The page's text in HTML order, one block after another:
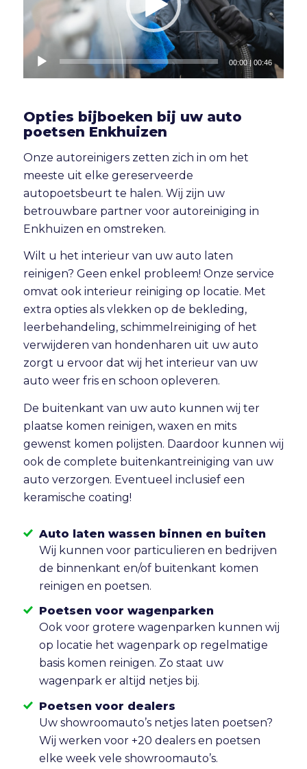
00:00|00:46
Opties bijboeken bij uw auto
poetsen Enkhuizen
Onze autoreinigers zetten zich in om het
meeste uit elke gereserveerde
autopoetsbeurt te halen. Wij zijn uw
betrouwbare partner voor autoreiniging in
Enkhuizen en omstreken.
Wilt u het interieur van uw auto laten
reinigen? Geen enkel probleem! Onze service
omvat ook interieur reiniging op locatie. Met
extra opties als vlekken op de bekleding,
leerbehandeling, schimmelreiniging of het
verwijderen van hondenharen uit uw auto
zorgt u ervoor dat wij het interieur van uw
auto weer fris en schoon opleveren.
De buitenkant van uw auto kunnen wij ter
plaatse komen reinigen, waxen en mits
gewenst komen polijsten. Daardoor kunnen wij
ook de complete buitenkantreiniging van uw
auto verzorgen. Eventueel inclusief een
keramische coating!
Auto laten wassen binnen en buiten
Wij kunnen voor particulieren en bedrijven
de binnenkant en/of buitenkant komen
reinigen en poetsen.
Poetsen voor wagenparken
Ook voor grotere wagenparken kunnen wij
op locatie het wagenpark op regelmatige
basis komen reinigen. Zo staat uw
wagenpark er altijd netjes bij.
Poetsen voor dealers
Uw showroomauto’s netjes laten poetsen?
Wij werken voor +20 dealers en poetsen
elke week vele showroomauto’s.